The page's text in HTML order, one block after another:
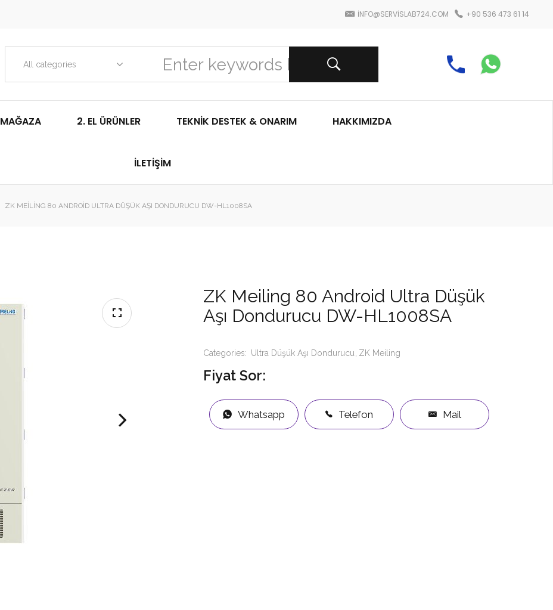
INFO@SERVISLAB724.COM +90 536 473 61 14
All categories
MAĞAZA 2. EL ÜRÜNLER TEKNIK DESTEK & ONARIM HAKKIMIZDA
İLETIŞIM
ZK MEILING 80 ANDROID ULTRA DÜŞÜK AŞI DONDURUCU DW-HL1008SA
ZK Meiling 80 Android Ultra Düşük
Aşı Dondurucu DW-HL1008SA
Categories: Ultra Düşük Aşı Dondurucu ZK Meiling
Fiyat Sor:
Whatsapp Telefon Mail